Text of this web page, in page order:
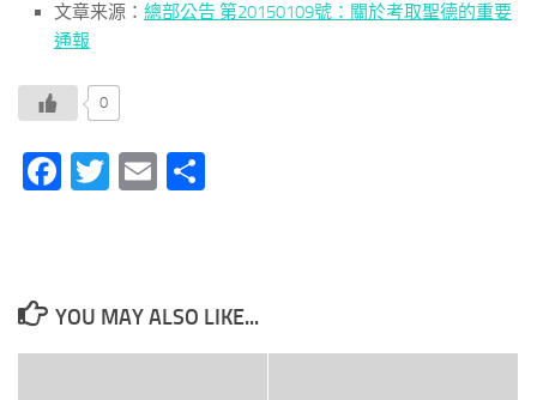
文章来源： 總部公告 第20150109號：關於考取聖德的重要
通報
0
Facebook
Twitter
Email
YOU MAY ALSO LIKE...